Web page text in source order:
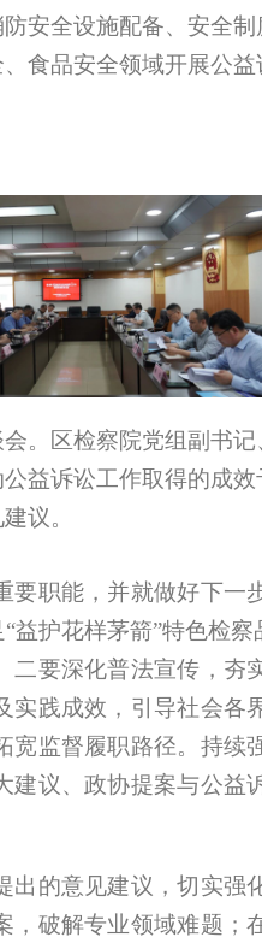
安全设施配备、安全
食品安全领域开展公益
。区检察院党组副书
益诉讼工作取得的成
议。
职能，并就做好下一
护花样茅箭”特色检
二要深化普法宣传，夯
践成效，引导社会
监督履职路径。 持续
议、政协提案与公
的意见建议，切实强
破解专业领域难题